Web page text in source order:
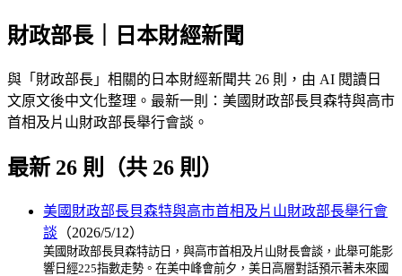
財政部長｜日本財經新聞
與「財政部長」相關的日本財經新聞共 26 則，由 AI 閱讀日
文原文後中文化整理。最新一則：美國財政部長貝森特與高市
首相及片山財政部長舉行會談。
最新 26 則（共 26 則）
美國財政部長貝森特與高市首相及片山財政部長舉行會
談 （2026/5/12）
美國財政部長貝森特訪日，與高市首相及片山財長會談，此舉可能影
響日經225指數走勢。在美中峰會前夕，美日高層對話預示著未來國